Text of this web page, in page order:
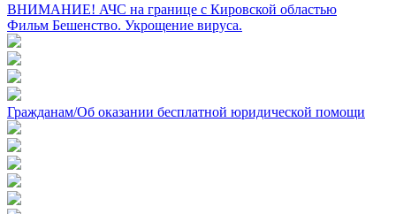
ВНИМАНИЕ! АЧС на границе с Кировской областью
Фильм Бешенство. Укрощение вируса.
Гражданам/Об оказании бесплатной юридической помощи